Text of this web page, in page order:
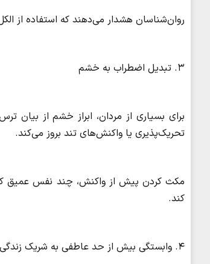
روان‌شناسان هشدار می‌دهند که استفاده از
۳. تبدیل اضطراب به خشم
برای بسیاری از مردان، ابراز خشم از بیان
تحریک‌پذیری یا واکنش‌های تند بروز می‌کند.
مکث کردن پیش از واکنش، چند نفس عمیق
کند.
۴. وابستگی بیش از حد عاطفی به شریک زندگی